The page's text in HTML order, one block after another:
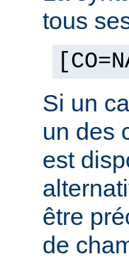
tous
Si un
un des
est
être
de